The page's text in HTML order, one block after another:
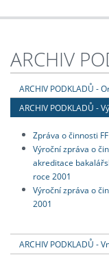
ARCHIV
ARCHIV PODKLADŮ -
ARCHIV PODKLADŮ -
Zpráva o činnosti
Výroční zpráva o
akreditace
roce 2001
Výroční zpráva o
2001
ARCHIV PODKLADŮ -